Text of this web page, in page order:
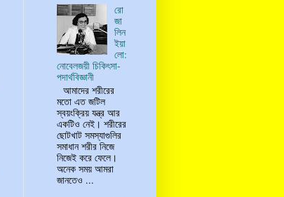
রো
জা
লিন
ইয়া
লো:
নোবেলজয়ী চিকিৎসা-
পদার্থবিজ্ঞানী
আমাদের শরীরের
মতো এত জটিল
স্বয়ংক্রিয় যন্ত্র আর
একটিও নেই। শরীরের
ছোটখাট সমস্যাগুলির
সমাধান শরীর নিজে
নিজেই করে ফেলে।
অনেক সময় আমরা
জানতেও ...